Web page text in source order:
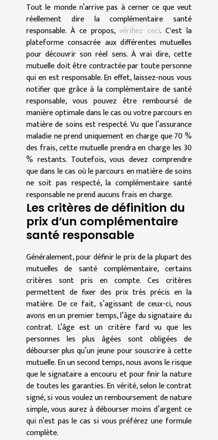
Tout le monde n’arrive pas à cerner ce que veut
réellement dire la complémentaire santé
responsable. À ce propos,vérifiez ceci. C'est la
plateforme consacrée aux différentes mutuelles
pour découvrir son réel sens. À vrai dire, cette
mutuelle doit être contractée par toute personne
qui en est responsable. En effet, laissez-nous vous
notifier que grâce à la complémentaire de santé
responsable, vous pouvez être remboursé de
manière optimale dans le cas ou votre parcours en
matière de soins est respecté. Vu que l’assurance
maladie ne prend uniquement en charge que 70 %
des frais, cette mutuelle prendra en charge les 30
% restants. Toutefois, vous devez comprendre
que dans le cas où le parcours en matière de soins
ne soit pas respecté, la complémentaire santé
responsable ne prend aucuns frais en charge.
Les critères de définition du
prix d’un complémentaire
santé responsable
Généralement, pour définir le prix de la plupart des
mutuelles de santé complémentaire, certains
critères sont pris en compte. Ces critères
permettent de fixer des prix très précis en la
matière. De ce fait, s’agissant de ceux-ci, nous
avons en un premier temps, l’âge du signataire du
contrat. L’âge est un critère fard vu que les
personnes les plus âgées sont obligées de
débourser plus qu’un jeune pour souscrire à cette
mutuelle. En un second temps, nous avons le risque
que le signataire a encouru et pour finir la nature
de toutes les garanties. En vérité, selon le contrat
signé, si vous voulez un remboursement de nature
simple, vous aurez à débourser moins d’argent ce
qui n’est pas le cas si vous préférez une formule
complète.